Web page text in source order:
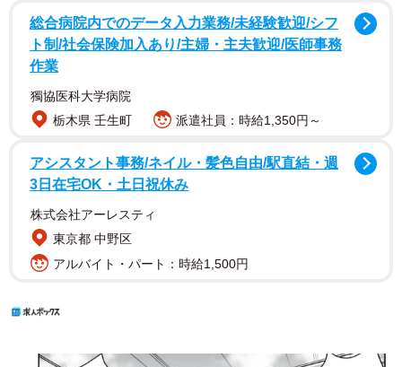
総合病院内でのデータ入力業務/未経験歓迎/シフ
ト制/社会保険加入あり/主婦・主夫歓迎/医師事務
作業
獨協医科大学病院
栃木県 壬生町
派遣社員：時給1,350円～
アシスタント事務/ネイル・髪色自由/駅直結・週
3日在宅OK・土日祝休み
株式会社アーレスティ
東京都 中野区
アルバイト・パート：時給1,500円